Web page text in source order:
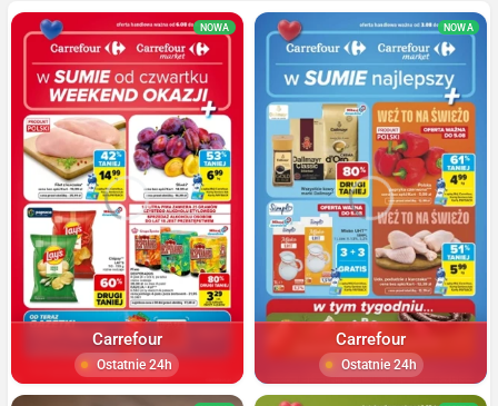
NOWA
Carrefour
Ostatnie 24h
NOWA
Carrefour
Ostatnie 24h